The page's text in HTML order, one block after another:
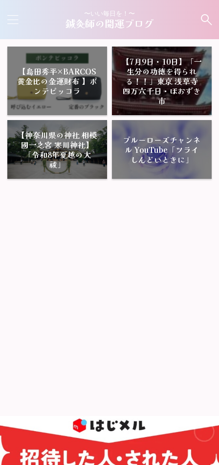
〜いい毎日を！〜
鍼灸師の開運ブログ
【島田秀平×BARCOS
黄金比の金運財布 】ポ
ンテピッコラ
【7月9日・10日】「一
生分の功徳を得られ
る！！」東京 浅草寺
四万六千日・ほおずき
市
【神奈川県の神社 相模
國一之宮 寒川神社】
「令和8年夏越の大
祓」
ブルーローズチャンネ
ル YouTube「ツライ
しんどいときに」